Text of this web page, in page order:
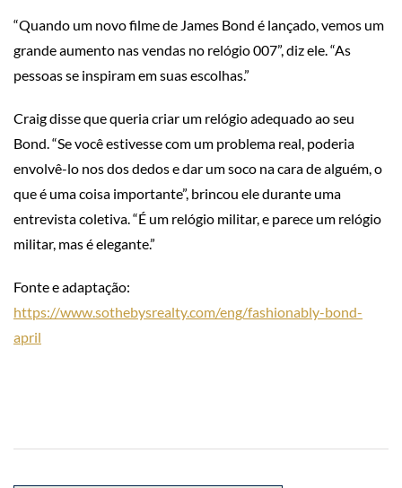
“Quando um novo filme de James Bond é lançado, vemos um
grande aumento nas vendas no relógio 007”, diz ele. “As
pessoas se inspiram em suas escolhas.”
Craig disse que queria criar um relógio adequado ao seu
Bond. “Se você estivesse com um problema real, poderia
envolvê-lo nos dos dedos e dar um soco na cara de alguém, o
que é uma coisa importante”, brincou ele durante uma
entrevista coletiva. “É um relógio militar, e parece um relógio
militar, mas é elegante.”
Fonte e adaptação:
https://www.sothebysrealty.com/eng/fashionably-bond-
april